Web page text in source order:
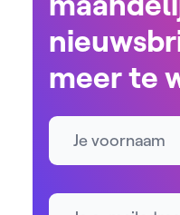
meer te
Naam
E-mailadres *